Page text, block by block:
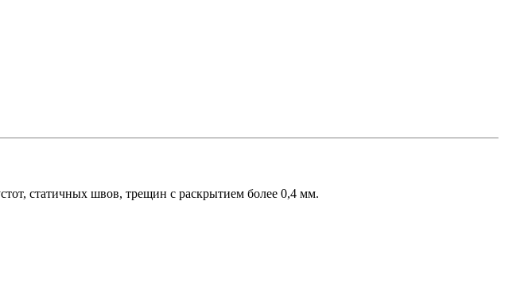
статичных швов, трещин с раскрытием более 0,4 мм.